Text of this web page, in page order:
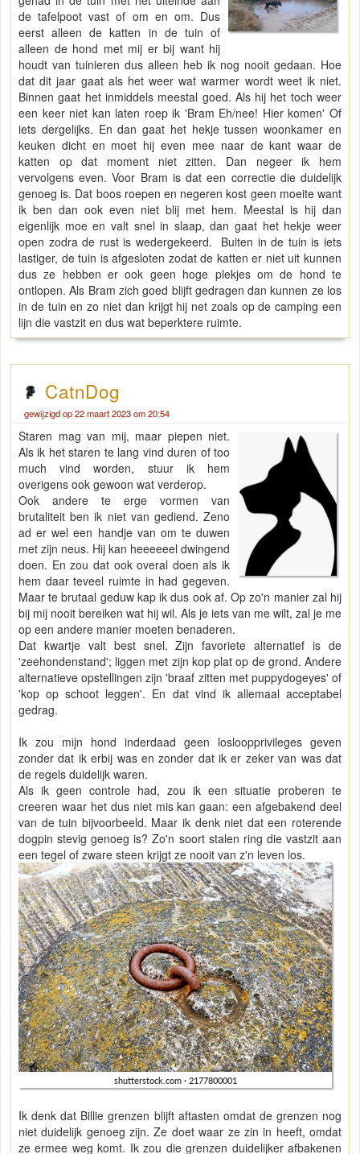
de tafelpoot vast of om en om. Dus
eerst alleen de katten in de tuin of
alleen de hond met mij er bij want hij
houdt van tuinieren dus alleen heb ik nog nooit gedaan. Hoe
dat dit jaar gaat als het weer wat warmer wordt weet ik niet.
Binnen gaat het inmiddels meestal goed. Als hij het toch weer
een keer niet kan laten roep ik 'Bram Eh/nee! Hier komen' Of
iets dergelijks. En dan gaat het hekje tussen woonkamer en
keuken dicht en moet hij even mee naar de kant waar de
katten op dat moment niet zitten. Dan negeer ik hem
vervolgens even. Voor Bram is dat een correctie die duidelijk
genoeg is. Dat boos roepen en negeren kost geen moeite want
ik ben dan ook even niet blij met hem. Meestal is hij dan
eigenlijk moe en valt snel in slaap, dan gaat het hekje weer
open zodra de rust is wedergekeerd. Buiten in de tuin is iets
lastiger, de tuin is afgesloten zodat de katten er niet uit kunnen
dus ze hebben er ook geen hoge plekjes om de hond te
ontlopen. Als Bram zich goed blijft gedragen dan kunnen ze los
in de tuin en zo niet dan krijgt hij net zoals op de camping een
lijn die vastzit en dus wat beperktere ruimte.
CatnDog
gewijzigd op 22 maart 2023 om 20:54
Staren mag van mij, maar piepen niet.
Als ik het staren te lang vind duren of too
much vind worden, stuur ik hem
overigens ook gewoon wat verderop.
Ook andere te erge vormen van
brutaliteit ben ik niet van gediend. Zeno
ad er wel een handje van om te duwen
met zijn neus. Hij kan heeeeeel dwingend
doen. En zou dat ook overal doen als ik
hem daar teveel ruimte in had gegeven.
Maar te brutaal geduw kap ik dus ook af. Op zo'n manier zal hij
bij mij nooit bereiken wat hij wil. Als je iets van me wilt, zal je me
op een andere manier moeten benaderen.
Dat kwartje valt best snel. Zijn favoriete alternatief is de
'zeehondenstand'; liggen met zijn kop plat op de grond. Andere
alternatieve opstellingen zijn 'braaf zitten met puppydogeyes' of
'kop op schoot leggen'. En dat vind ik allemaal acceptabel
gedrag.
Ik zou mijn hond inderdaad geen losloopprivileges geven
zonder dat ik erbij was en zonder dat ik er zeker van was dat
de regels duidelijk waren.
Als ik geen controle had, zou ik een situatie proberen te
creeren waar het dus niet mis kan gaan: een afgebakend deel
van de tuin bijvoorbeeld. Maar ik denk niet dat een roterende
dogpin stevig genoeg is? Zo'n soort stalen ring die vastzit aan
een tegel of zware steen krijgt ze nooit van z'n leven los.
Ik denk dat Billie grenzen blijft aftasten omdat de grenzen nog
niet duidelijk genoeg zijn. Ze doet waar ze zin in heeft, omdat
ze ermee weg komt. Ik zou die grenzen duidelijker afbakenen